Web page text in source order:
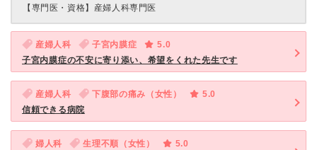
【専門医・資格】 産婦人科専門医
産婦人科 子宮内膜症
5.0
子宮内膜症の不安に寄り添い、希望をくれた先生です
産婦人科 下腹部の痛み（女性）
5.0
信頼できる病院
婦人科 生理不順（女性）
5.0